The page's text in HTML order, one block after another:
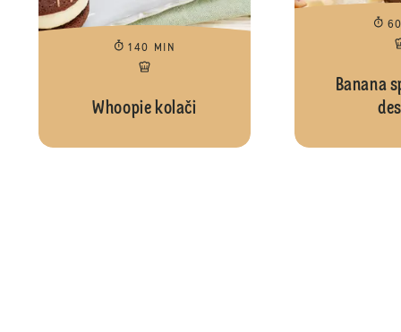
140 MIN
Whoopie kolači
Banana